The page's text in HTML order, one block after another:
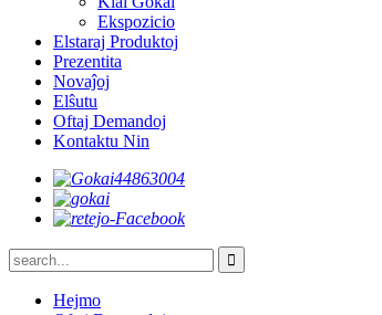
Ekspozicio
Elstaraj Produktoj
Prezentita
Novaĵoj
Elŝutu
Oftaj Demandoj
Kontaktu Nin
Hejmo